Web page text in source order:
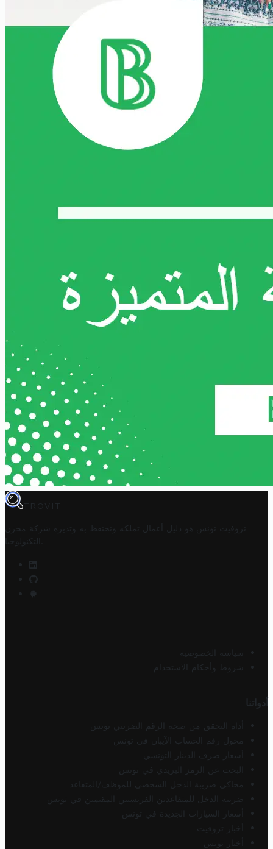
TROVIT
تروفيت تونس هو دليل أعمال تملكه وتحتفظ به وتديره
شركة مخزن
التكنولوجيا
سياسة الخصوصية
شروط وأحكام الاستخدام
أدواتنا
أداة التحقق من صحة الرقم الضريبي تونس
محول رقم الحساب الآيبان في تونس
أسعار صرف الدينار التونسي
البحث عن الرمز البريدي في تونس
محاكي ضريبة الدخل الشخصي للموظف/المتقاعد
ضريبة الدخل للمتقاعدين الفرنسيين المقيمين في تونس
أسعار السيارات الجديدة في تونس
أخبار تروفيت
أخبار تونس